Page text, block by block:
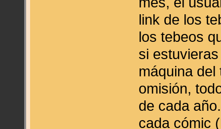
link de los
los tebeos
si
máquina
omisión,
de cada
cada cómic